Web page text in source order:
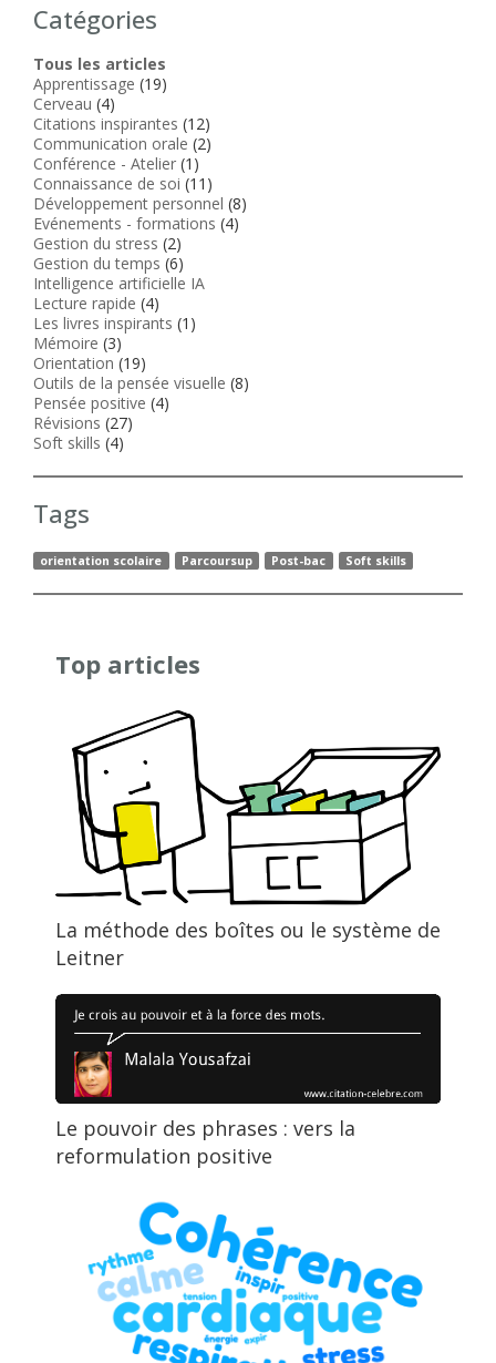
Catégories
Tous les articles
Apprentissage (19)
Cerveau (4)
Citations inspirantes (12)
Communication orale (2)
Conférence - Atelier (1)
Connaissance de soi (11)
Développement personnel (8)
Evénements - formations (4)
Gestion du stress (2)
Gestion du temps (6)
Intelligence artificielle IA
Lecture rapide (4)
Les livres inspirants (1)
Mémoire (3)
Orientation (19)
Outils de la pensée visuelle (8)
Pensée positive (4)
Révisions (27)
Soft skills (4)
Tags
orientation scolaire Parcoursup Post-bac Soft skills
Top articles
La méthode des boîtes ou le système de
Leitner
Le pouvoir des phrases : vers la
reformulation positive